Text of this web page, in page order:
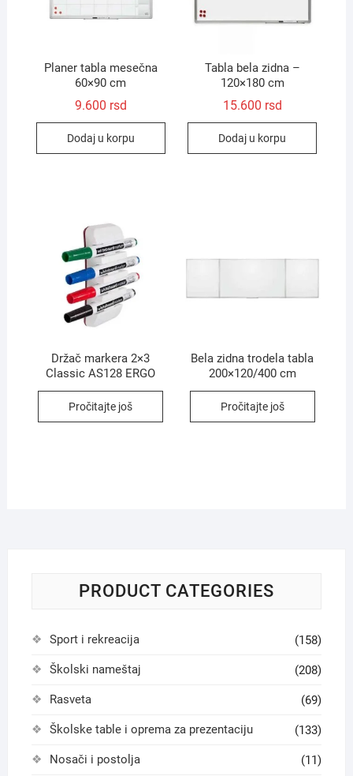
Planer tabla mesečna
60×90 cm
9.600 rsd
Dodaj u korpu
Tabla bela zidna –
120×180 cm
15.600 rsd
Dodaj u korpu
Držač markera 2×3
Classic AS128 ERGO
Pročitajte još
Bela zidna trodela tabla
200×120/400 cm
Pročitajte još
PRODUCT CATEGORIES
Sport i rekreacija (158)
Školski nameštaj (208)
Rasveta (69)
Školske table i oprema za prezentaciju (133)
Nosači i postolja (11)